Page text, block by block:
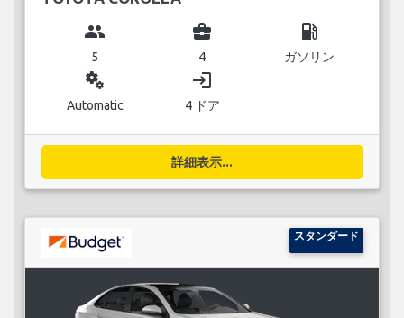
group
5
business_center
4
local_gas_station
ガソリン
miscellaneous_services
Automatic
login
4 ドア
詳細表示...
スタンダード